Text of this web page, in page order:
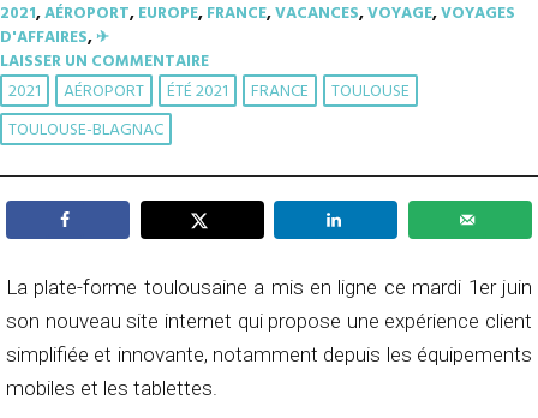
2021,AÉROPORT,EUROPE,FRANCE,VACANCES,VOYAGE,VOYAGES
D'AFFAIRES,✈︎
LAISSER UN COMMENTAIRE
2021 AÉROPORT ÉTÉ 2021 FRANCE
TOULOUSE
TOULOUSE-BLAGNAC
La plate-forme toulousaine a mis en ligne ce mardi 1er juin
son nouveau site internet qui propose une expérience client
simplifiée et innovante, notamment depuis les équipements
mobiles et les tablettes.